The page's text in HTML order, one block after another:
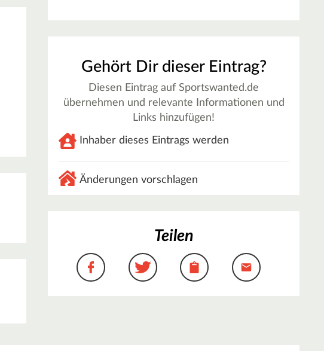
Gehört Dir dieser Eintrag?
Diesen Eintrag auf Sportswanted.de
übernehmen und relevante Informationen und
Links hinzufügen!
Inhaber dieses Eintrags werden
Änderungen vorschlagen
Teilen